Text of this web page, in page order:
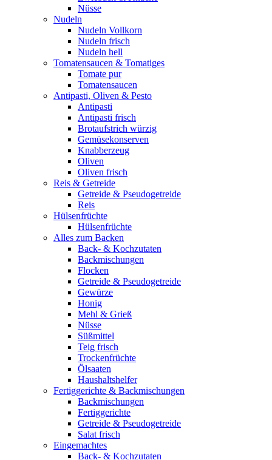
Nüsse
Nudeln
Nudeln Vollkorn
Nudeln frisch
Nudeln hell
Tomatensaucen & Tomatiges
Tomate pur
Tomatensaucen
Antipasti, Oliven & Pesto
Antipasti
Antipasti frisch
Brotaufstrich würzig
Gemüsekonserven
Knabberzeug
Oliven
Oliven frisch
Reis & Getreide
Getreide & Pseudogetreide
Reis
Hülsenfrüchte
Hülsenfrüchte
Alles zum Backen
Back- & Kochzutaten
Backmischungen
Flocken
Getreide & Pseudogetreide
Gewürze
Honig
Mehl & Grieß
Nüsse
Süßmittel
Teig frisch
Trockenfrüchte
Ölsaaten
Haushaltshelfer
Fertiggerichte & Backmischungen
Backmischungen
Fertiggerichte
Getreide & Pseudogetreide
Salat frisch
Eingemachtes
Back- & Kochzutaten